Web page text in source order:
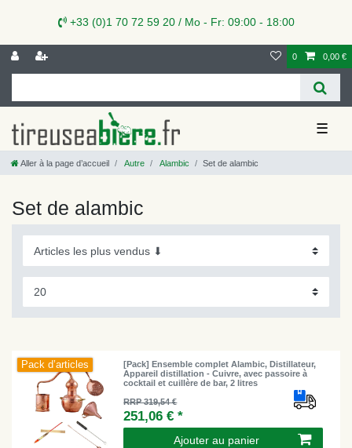
+33 (0)1 70 72 59 20 / Mo - Fr: 09:00 - 18:00
0 0,00 €
☰
Aller à la page d’accueil Autre Alambic Set de alambic
Set de alambic
Pack d’articles
[Pack] Ensemble complet Alambic, Distillateur,
Appareil distillation - Cuivre, avec passoire à
cocktail et cuillère de bar, 2 litres
RRP 319,54 €
251,06 € *
Ajouter au panier